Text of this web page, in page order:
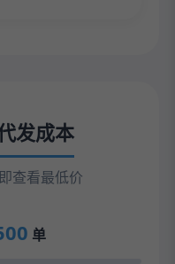
发成本
查看最低价
单